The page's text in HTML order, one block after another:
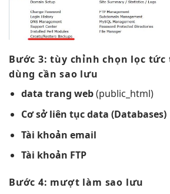
Bước 3:tùy chỉnh chọn lọc tức
dùng cần sao lưu
data trang web(public_html)
Cơ sởliên tụcdata (Databases)
Tài khoản email
Tài khoản FTP
Bước 4: mượt làm sao lưu